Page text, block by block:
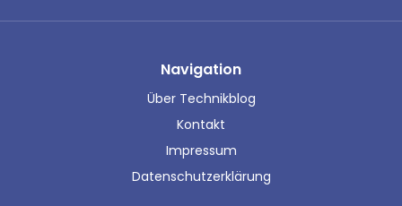
Navigation
Über Technikblog
Kontakt
Impressum
Datenschutzerklärung